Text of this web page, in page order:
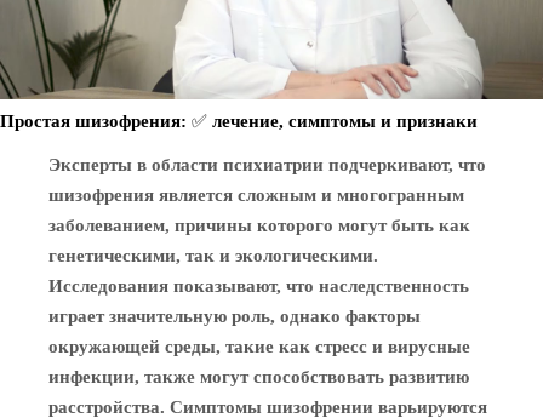
Простая шизофрения: ✅ лечение, симптомы и признаки
Эксперты в области психиатрии подчеркивают, что
шизофрения является сложным и многогранным
заболеванием, причины которого могут быть как
генетическими, так и экологическими.
Исследования показывают, что наследственность
играет значительную роль, однако факторы
окружающей среды, такие как стресс и вирусные
инфекции, также могут способствовать развитию
расстройства. Симптомы шизофрении варьируются